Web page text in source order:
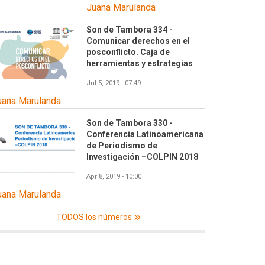
Juana Marulanda
Son de Tambora 334 -
Comunicar derechos en el
posconflicto. Caja de
herramientas y estrategias
Jul 5, 2019 - 07:49
Marulanda
Son de Tambora 330 -
Conferencia Latinoamericana
de Periodismo de
Investigación –COLPIN 2018
Apr 8, 2019 - 10:00
Marulanda
TODOS los números